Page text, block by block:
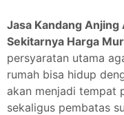
Jasa Kandang
Sekitarnya Harga
persyaratan utama
rumah bisa hidup
akan menjadi tempat
sekaligus pembatas